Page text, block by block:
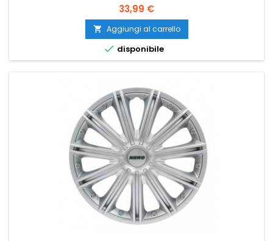
Prezzo
33,99 €
 Aggiungi al carrello
 disponibile